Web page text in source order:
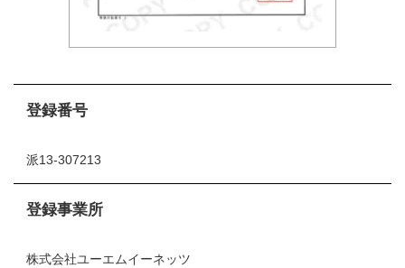
登録番号
派13-307213
登録事業所
株式会社ユーエムイーネッツ